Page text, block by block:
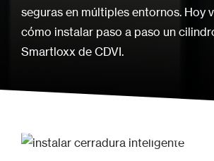
seguras en múltiples entornos. Hoy
cómo instalar paso a paso un
Smartloxx de CDVI.